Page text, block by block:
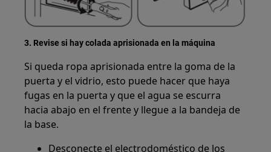
3. Revise si hay colada aprisionada en la máquina
Si queda ropa aprisionada entre la goma de la
puerta y el vidrio, esto puede hacer que haya
fugas en la puerta y que el agua se escurra
hacia abajo en el frente y llegue a la bandeja de
la base.
Desconecte el electrodoméstico de los